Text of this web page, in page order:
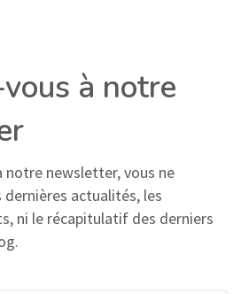
à notre
notre newsletter, vous ne
dernières actualités, les
ni le récapitulatif des derniers